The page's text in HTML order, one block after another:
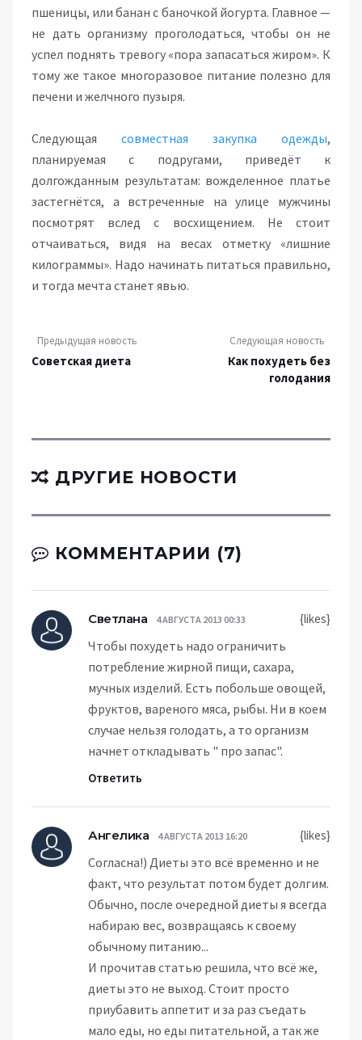
пшеницы, или банан с баночкой йогурта. Главное —
не дать организму проголодаться, чтобы он не
успел поднять тревогу «пора запасаться жиром». К
тому же такое многоразовое питание полезно для
печени и желчного пузыря.
Следующая совместная закупка одежды,
планируемая с подругами, приведёт к
долгожданным результатам: вожделенное платье
застегнётся, а встреченные на улице мужчины
посмотрят вслед с восхищением. Не стоит
отчаиваться, видя на весах отметку «лишние
килограммы». Надо начинать питаться правильно,
и тогда мечта станет явью.
Предыдущая новость
Советская диета
Следующая новость
Как похудеть без
голодания
ДРУГИЕ НОВОСТИ
КОММЕНТАРИИ (7)
{likes}
Светлана 4 АВГУСТА 2013 00:33
Чтобы похудеть надо ограничить
потребление жирной пищи, сахара,
мучных изделий. Есть побольше овощей,
фруктов, вареного мяса, рыбы. Ни в коем
случае нельзя голодать, а то организм
начнет откладывать " про запас".
Ответить
{likes}
Ангелика 4 АВГУСТА 2013 16:20
Согласна!) Диеты это всё временно и не
факт, что результат потом будет долгим.
Обычно, после очередной диеты я всегда
набираю вес, возвращаясь к своему
обычному питанию...
И прочитав статью решила, что всё же,
диеты это не выход. Стоит просто
приубавить аппетит и за раз съедать
мало еды, но еды питательной, а так же